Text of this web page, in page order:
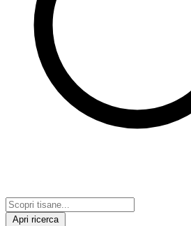
Apri ricerca